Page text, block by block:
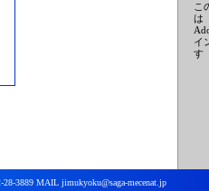
こ
は
イ
す
3889 MAIL jimukyoku@saga-mecenat.jp